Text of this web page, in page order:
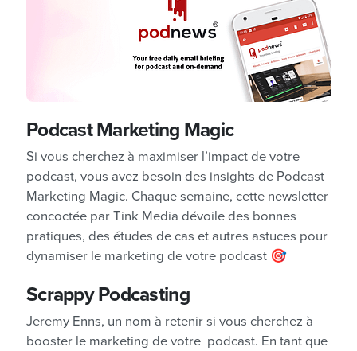
Podcast Marketing Magic
Si vous cherchez à maximiser l’impact de votre
podcast, vous avez besoin des insights de Podcast
Marketing Magic. Chaque semaine, cette newsletter
concoctée par Tink Media dévoile des bonnes
pratiques, des études de cas et autres astuces pour
dynamiser le marketing de votre podcast 🎯
Scrappy Podcasting
Jeremy Enns, un nom à retenir si vous cherchez à
booster le marketing de votre podcast. En tant que